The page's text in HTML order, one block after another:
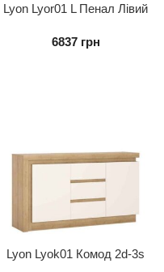
Lyon Lyor01 L Пенал Лівий
6837 грн
Lyon Lyok01 Комод 2d-3s